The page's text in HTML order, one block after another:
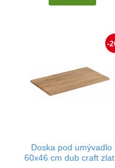
-
Doska pod umývadlo
60x46 cm dub craft